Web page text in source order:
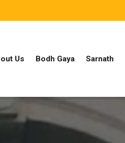
Us Bodh Gaya Sarnath